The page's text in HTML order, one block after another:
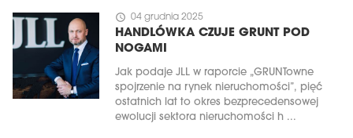
schedule 04 grudnia 2025
HANDLÓWKA CZUJE GRUNT POD
NOGAMI
Jak podaje JLL w raporcie „GRUNTowne
spojrzenie na rynek nieruchomości”, pięć
ostatnich lat to okres bezprecedensowej
ewolucji sektora nieruchomości h ...